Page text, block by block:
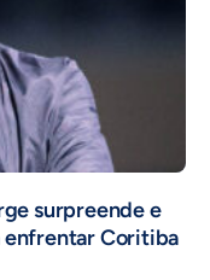
surpreende e
enfrentar Coritiba